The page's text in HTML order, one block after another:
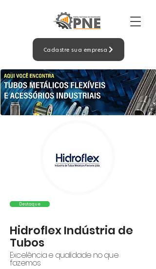
Cadastre sua empresa
Destaque
Hidroflex Indústria de
Tubos
Excelência e qualidade no que
fazemos